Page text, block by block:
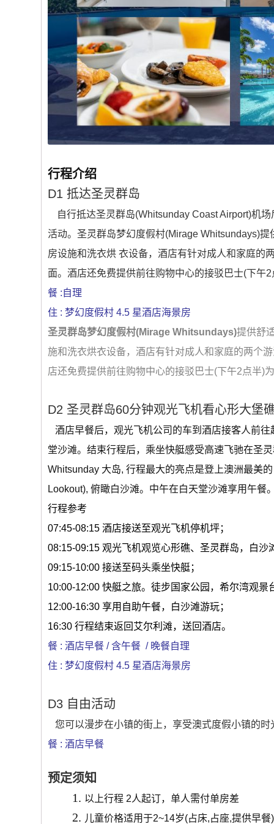
行程介绍
D1抵达圣灵群岛
自行抵达圣灵群岛(Whitsunday Coast Airport)机
活动。圣灵群岛梦幻度假村(Mirage Whitsundays)
房设施和洗衣烘 衣设备，酒店有针对成人和家庭的
面。酒店还免费提供前往购物中心的接驳巴士(下午
餐 :自理
住 : 梦幻度假村 4.5 星酒店海景房
圣灵群岛梦幻度假村(Mirage Whitsundays)提供舒
施和洗衣烘衣设备，酒店有针对成人和家庭的两个
店还免费提供前往购物中心的接驳巴士(下午2点半)
D2 圣灵群岛60分钟观光飞机看心形大堡
酒店早餐后，观光飞机公司的车到酒店接客人前
堂沙滩。结束行程后，乘坐快艇感受高速飞驰在圣
Whitsunday 大岛, 行程最大的亮点是登上澳洲最美
Lookout), 俯瞰白沙滩。中午在白天堂沙滩享用午
行程参考
07:45-08:15 酒店接送至观光飞机停机坪；
08:15-09:15 观光飞机观览心形礁、圣灵群岛，白沙
09:15-10:00 接送至码头乘坐快艇；
10:00-12:00 快艇之旅。徒步国家公园，希尔湾观
12:00-16:30 享用自助午餐，白沙滩游玩；
16:30 行程结束返回艾尔利滩，送回酒店。
餐 : 酒店早餐 / 含午餐 / 晚餐自理
住 : 梦幻度假村 4.5 星酒店海景房
D3 自由活动
您可以漫步在小镇的街上，享受澳式度假小镇的
餐 : 酒店早餐
预定须知
以上行程 2人起订，单人需付单房差
儿童价格适用于2~14岁(占床,占座,提供早